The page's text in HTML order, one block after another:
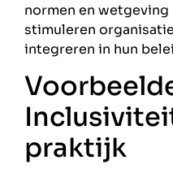
normen en
stimuleren
integreren in hun
praktijk